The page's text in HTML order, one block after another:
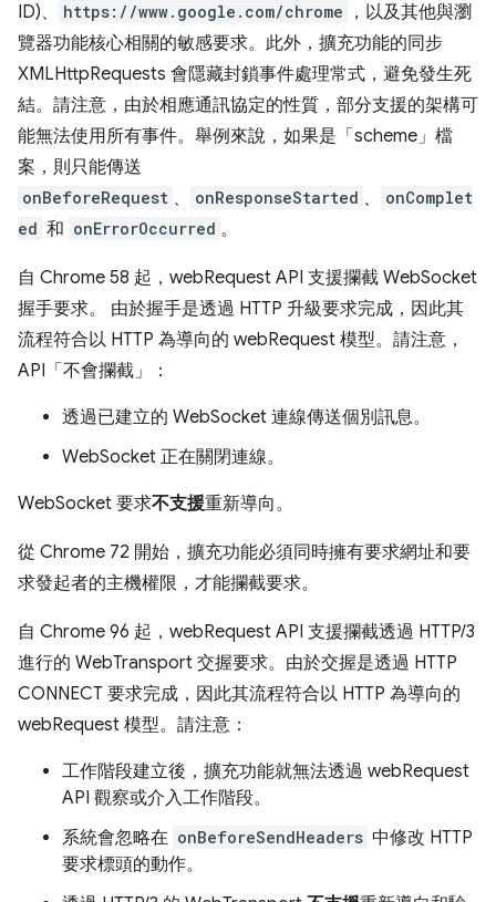
ID)、
https://www.google.com/chrome
，以及其他與瀏
覽器功能核心相關的敏感要求。此外，擴充功能的同步
XMLHttpRequests 會隱藏封鎖事件處理常式，避免發生死
結。請注意，由於相應通訊協定的性質，部分支援的架構可
能無法使用所有事件。舉例來說，如果是「scheme」檔
案，則只能傳送
onBeforeRequest 、 onResponseStarted 、
onComplet
ed 和 onErrorOccurred 。
自 Chrome 58 起，webRequest API 支援攔截 WebSocket
握手要求。 由於握手是透過 HTTP 升級要求完成，因此其
流程符合以 HTTP 為導向的 webRequest 模型。請注意，
API「不會攔截」
：
透過已建立的 WebSocket 連線傳送個別訊息。
WebSocket 正在關閉連線。
WebSocket 要求不支援重新導向。
從 Chrome 72 開始，擴充功能必須同時擁有要求網址和要
求發起者的主機權限，才能攔截要求。
自 Chrome 96 起，webRequest API 支援攔截透過 HTTP/3
進行的 WebTransport 交握要求。由於交握是透過 HTTP
CONNECT 要求完成，因此其流程符合以 HTTP 為導向的
webRequest 模型。請注意：
工作階段建立後，擴充功能就無法透過 webRequest
API 觀察或介入工作階段。
系統會忽略在 onBeforeSendHeaders 中修改 HTTP
要求標頭的動作。